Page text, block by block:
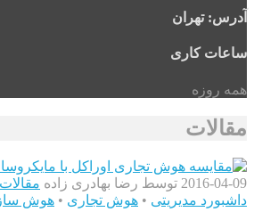
آدرس: تهران
ساعات کاری
همه روزه
مقالات
2016-04-09 توسط رضا بهادری زاده
داشبورد مدیریتی • هوش تجاری • هوش